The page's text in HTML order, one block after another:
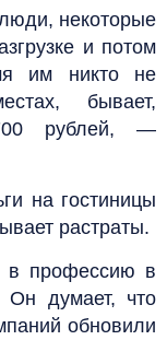
некоторые
и потом
им никто не
бывает,
рублей, —
на гостиницы
растраты.
в профессию в
Он думает, что
обновили